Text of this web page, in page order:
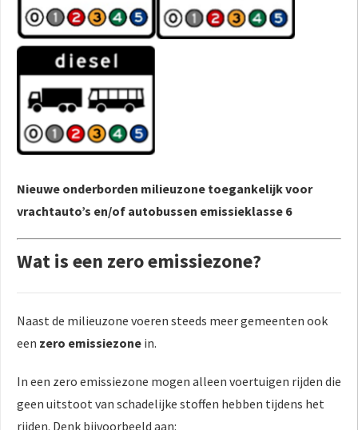
Nieuwe onderborden milieuzone toegankelijk voor
vrachtauto’s en/of autobussen emissieklasse 6
Wat is een zero emissiezone?
Naast de milieuzone voeren steeds meer gemeenten ook
een zero emissiezone in.
In een zero emissiezone mogen alleen voertuigen rijden die
geen uitstoot van schadelijke stoffen hebben tijdens het
rijden. Denk bijvoorbeeld aan: